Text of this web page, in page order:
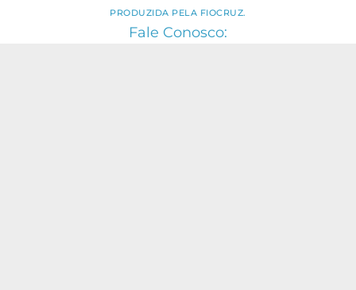
PRODUZIDA PELA FIOCRUZ.
Fale Conosco: